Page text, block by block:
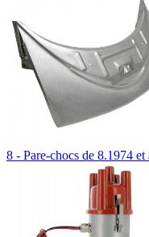
8 - Pare-chocs de 8.1974